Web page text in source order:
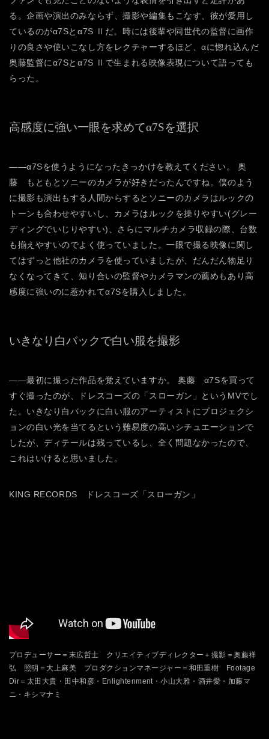
る。企画や演出のみならず、撮影や編集もこなす、彼が愛用し
ているのがα7Sとα7S Ⅱだ。時には後輩や同世代の監督に画作
りの良さや使いこなし方をレクチャーするほど、αに惚れ込んだ
奥藤監督にα7Sとα7S Ⅱで生まれる映像表現について語っても
らった。
高感度に強い一眼を求めてα7Sを選択
――α7Sを使うようになったきっかけを教えてください。
奥
藤 もともとソニーのカメラが好きだったんですね。僕のよう
に撮影も演出もする人間からするとソニーのカメラはルックの
トーンも合わせやすいし、カメラはルックを操りやすい(グレー
ディングでいじりやすい)、さらにマルチカメラ収録の際、台数
も揃えやすいのでよく使っていました。一眼で撮る映像に関し
てはずっと他社のカメラを使っていましたが、だんだん物足り
なくなってきて、知り合いの監督やカメラマンの薦めもあり高
感度に強いのに惹かれてα7Sを購入しました。
いきなり白バックで白い服を撮影
――最初に撮った作品を覚えていますか。
奥藤 α7Sを買って
すぐ撮ったのが、ドレスコーズの「スローガン」というMVでし
た。いきなり白バックに白い服のアーティストにプロジェクシ
ョンの白い光を当てるという難易度の高いシチュエーションで
したが、ディテールは残っているし、全く問題なかったので、
これはいけると思いました。
KING RECORDS ドレスコーズ「スローガン」
プロデューサー＝末広哲士 クリエイティブディレクター＋撮影＝奥藤祥
弘 照明＝大上麻美 プロダクションマネージャー＝和田重樹 Footage
Dir＝太田大貴・田中和彦・Enlightenment・小山大雅・酒井愛・加藤マ
ニ・キシマナミ